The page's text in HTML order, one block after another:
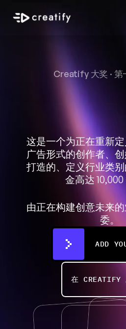
Creatify 大奖 · 第
年度
AI广
这是一个为正在重新
广告形式的创作者、
打造的、定义行业类
金高达 10,000
由正在构建创意未来
委。
ADD
在 CREATIFY